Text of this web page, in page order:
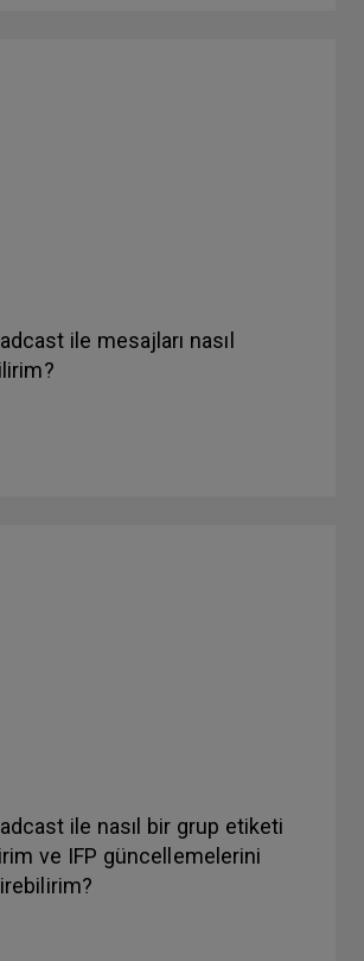
ile mesajları nasıl
ile nasıl bir grup etiketi
ve IFP güncellemelerini